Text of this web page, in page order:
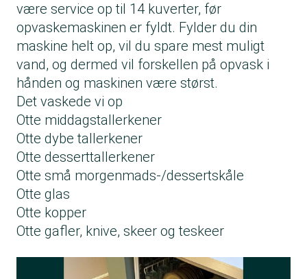
være service op til 14 kuverter, før
opvaskemaskinen er fyldt. Fylder du din
maskine helt op, vil du spare mest muligt
vand, og dermed vil forskellen på opvask i
hånden og maskinen være størst.
Det vaskede vi op
Otte middagstallerkener
Otte dybe tallerkener
Otte desserttallerkener
Otte små morgenmads-/dessertskåle
Otte glas
Otte kopper
Otte gafler, knive, skeer og teskeer